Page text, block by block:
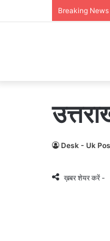
Breaking News
Desk - Uk
ख़बर शेयर करें -